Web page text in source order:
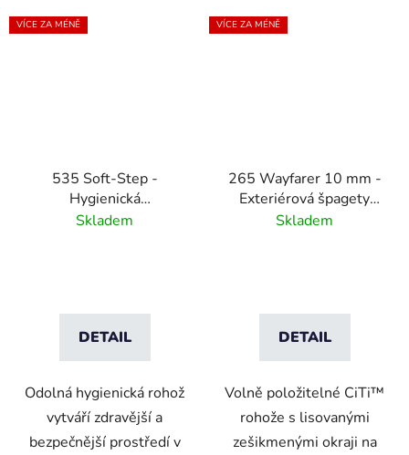
VÍCE ZA MÉNĚ
535 Soft-Step -
Hygienická
protiskluzová rohož pro
Skladem
DETAIL
Odolná hygienická rohož
vytváří zdravější a
bezpečnější prostředí v
VÍCE ZA MÉNĚ
265 Wayfarer 10 mm -
Exteriérová špagety
rohož s podkladem
Skladem
DETAIL
Volně položitelné CiTi™
rohože s lisovanými
zešikmenými okraji na